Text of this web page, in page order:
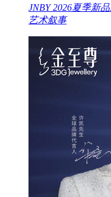
JNBY 2026夏季新
艺术叙事